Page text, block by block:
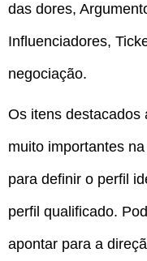
das dores,
Influenciadores,
negociação.
Os itens destacados
muito importantes
para definir o perfil
perfil qualificado.
apontar para a